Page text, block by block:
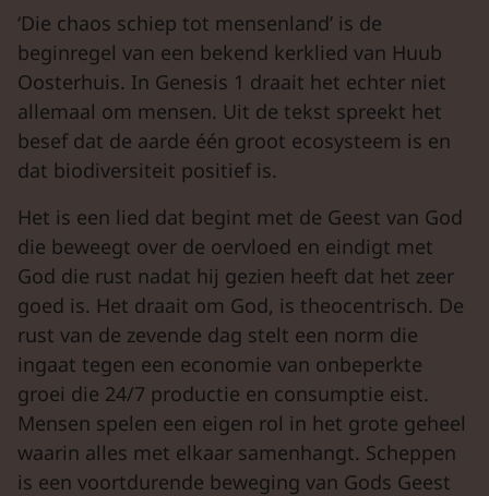
‘Die chaos schiep tot mensenland’ is de
beginregel van een bekend kerklied van Huub
Oosterhuis. In Genesis 1 draait het echter niet
allemaal om mensen. Uit de tekst spreekt het
besef dat de aarde één groot ecosysteem is en
dat biodiversiteit positief is.
Het is een lied dat begint met de Geest van God
die beweegt over de oervloed en eindigt met
God die rust nadat hij gezien heeft dat het zeer
goed is. Het draait om God, is theocentrisch. De
rust van de zevende dag stelt een norm die
ingaat tegen een economie van onbeperkte
groei die 24/7 productie en consumptie eist.
Mensen spelen een eigen rol in het grote geheel
waarin alles met elkaar samenhangt. Scheppen
is een voortdurende beweging van Gods Geest